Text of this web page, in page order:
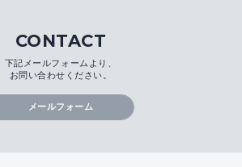
CONTACT
下記メールフォームより、
お問い合わせください。
メールフォーム